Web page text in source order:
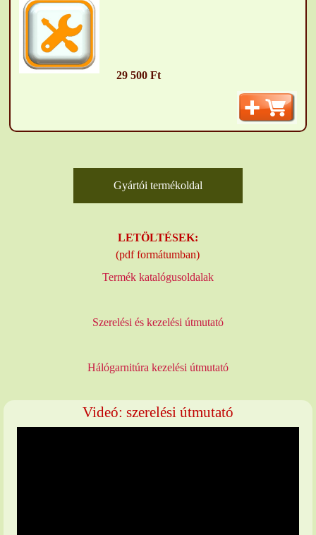
29 500 Ft
Gyártói termékoldal
LETÖLTÉSEK:
(pdf formátumban)
Termék katalógusoldalak
Szerelési és kezelési útmutató
Hálógarnitúra kezelési útmutató
Videó: szerelési útmutató